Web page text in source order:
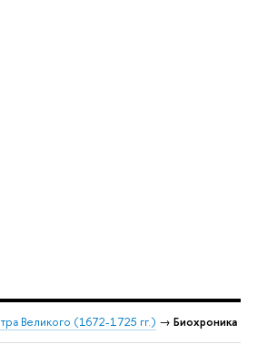
Великого (1672-1725 гг.) → Биохроника